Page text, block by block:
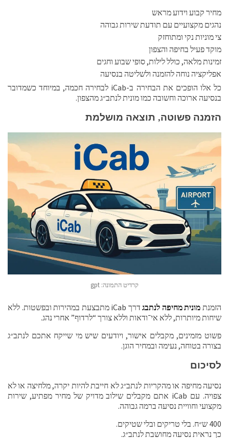
מחיר קבוע וידוע מראש
נהגים מקצועיים עם תודעת שירות גבוהה
צי מוניות נקי ומתוחזק
מוקד פעיל בחיפה והצפון
זמינות מלאה, כולל לילות, סופי שבוע וחגים
אפליקציה נוחה להזמנה ולשליטה בנסיעה
כל אלו הופכים את הבחירה ב-iCab לבחירה חכמה, במיוחד כשמדובר
בנסיעה ארוכה וחשובה כמו מונית לנתב״ג מהצפון.
הזמנה פשוטה, תוצאה מושלמת
קרדיט התמונה: gpt
הזמנת מונית מחיפה לנתבג
דרך iCab מתבצעת במהירות ובפשטות. ללא
שיחות מיותרות, ללא אי־ודאות וללא צורך “לרדוף” אחרי נהג.
פשוט מזמינים, מקבלים אישור, ויודעים שיש מי שייקח אתכם לנתב״ג
בצורה בטוחה, נעימה ובמחיר הוגן.
לסיכום
נסיעה מחיפה או מהקריות לנתב״ג לא חייבת להיות יקרה, מלחיצה או לא
צפויה. עם iCab אתם מקבלים שילוב מדויק של מחיר מפתיע, שירות
מקצועי וחוויית נסיעה ברמה גבוהה.
400 ש״ח. בלי טריקים ובלי שטיקים.
כך נראית נסיעה מחושבת לנתב״ג.